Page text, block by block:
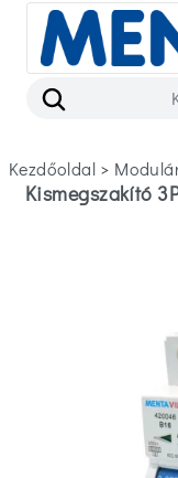
Kezdőoldal >
Kismegszakító